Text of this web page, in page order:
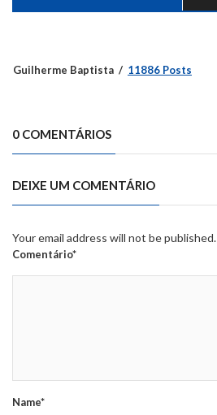
Guilherme Baptista 11886 Posts
0 COMENTÁRIOS
DEIXE UM COMENTÁRIO
Your email address will not be published.
Comentário*
Name*